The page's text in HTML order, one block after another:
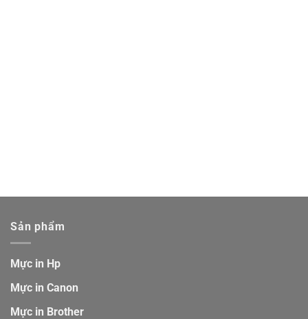
Sản phẩm
Mực in Hp
Mực in Canon
Mực in Brother